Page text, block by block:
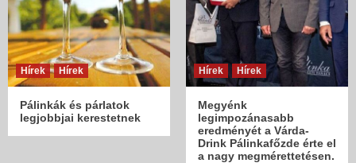
Hírek Hírek
Pálinkák és párlatok
legjobbjai kerestetnek
Hírek Hírek
Megyénk
legimpozánasabb
eredményét a Várda-
Drink Pálinkafőzde érte el
a nagy megmérettetésen.